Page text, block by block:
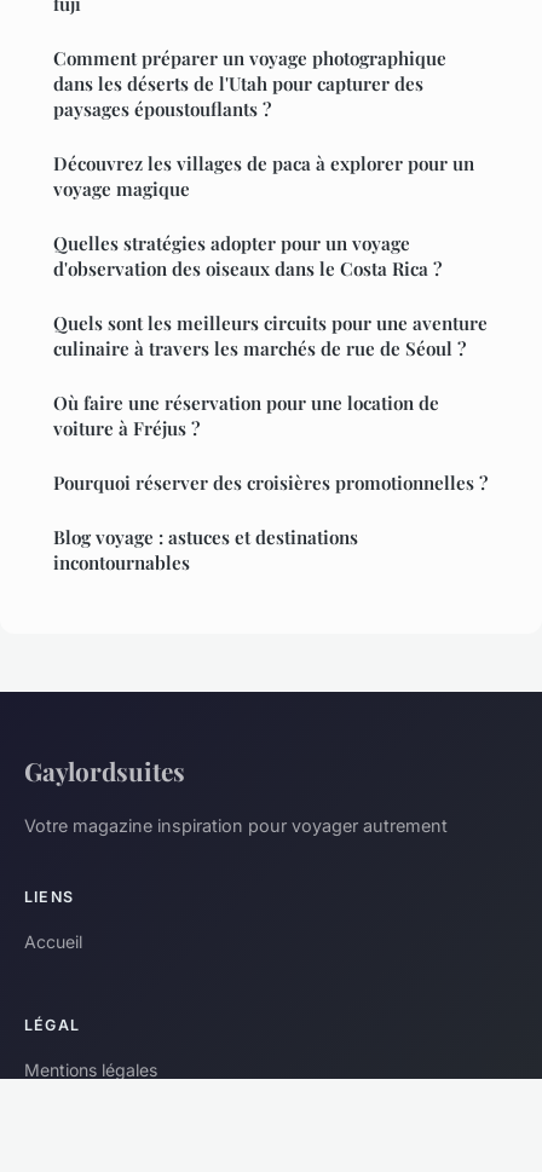
Comment préparer un voyage photographique
dans les déserts de l'Utah pour capturer des
paysages époustouflants ?
Découvrez les villages de paca à explorer pour un
voyage magique
Quelles stratégies adopter pour un voyage
d'observation des oiseaux dans le Costa Rica ?
Quels sont les meilleurs circuits pour une aventure
culinaire à travers les marchés de rue de Séoul ?
Où faire une réservation pour une location de
voiture à Fréjus ?
Pourquoi réserver des croisières promotionnelles ?
Blog voyage : astuces et destinations
incontournables
Gaylordsuites
Votre magazine inspiration pour voyager autrement
LIENS
Accueil
LÉGAL
Mentions légales